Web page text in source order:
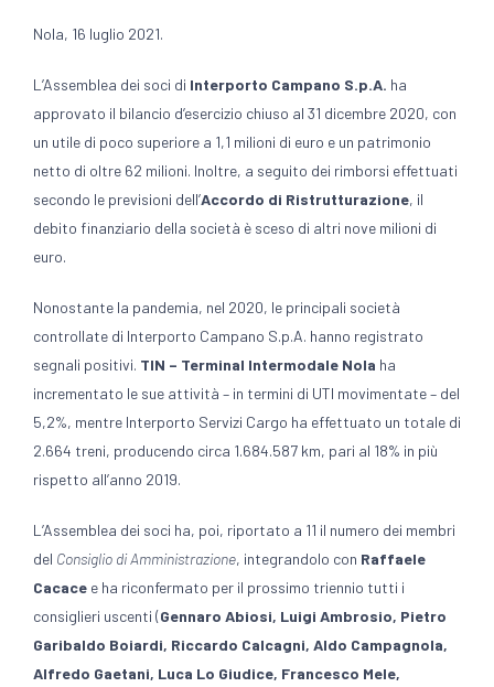
Nola, 16 luglio 2021.
L’Assemblea dei soci di Interporto Campano S.p.A. ha
approvato il bilancio d’esercizio chiuso al 31 dicembre 2020, con
un utile di poco superiore a 1,1 milioni di euro e un patrimonio
netto di oltre 62 milioni. Inoltre, a seguito dei rimborsi effettuati
secondo le previsioni dell’Accordo di Ristrutturazione, il
debito finanziario della società è sceso di altri nove milioni di
euro.
Nonostante la pandemia, nel 2020, le principali società
controllate di Interporto Campano S.p.A. hanno registrato
segnali positivi. TIN – Terminal Intermodale Nola ha
incrementato le sue attività – in termini di UTI movimentate – del
5,2%, mentre Interporto Servizi Cargo ha effettuato un totale di
2.664 treni, producendo circa 1.684.587 km, pari al 18% in più
rispetto all’anno 2019.
L’Assemblea dei soci ha, poi, riportato a 11 il numero dei membri
del Consiglio di Amministrazione, integrandolo con Raffaele
Cacace e ha riconfermato per il prossimo triennio tutti i
consiglieri uscenti (Gennaro Abiosi, Luigi Ambrosio, Pietro
Garibaldo Boiardi, Riccardo Calcagni, Aldo Campagnola,
Alfredo Gaetani, Luca Lo Giudice, Francesco Mele,